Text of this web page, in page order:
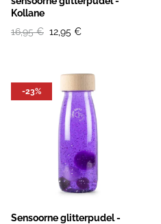
Kollane
16,95 € 12,95 €
-23%
Sensoorne glitterpudel -